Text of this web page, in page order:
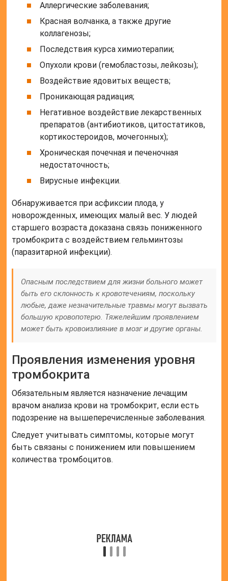
Аллергические заболевания;
Красная волчанка, а также другие
коллагенозы;
Последствия курса химиотерапии;
Опухоли крови (гемобластозы, лейкозы);
Воздействие ядовитых веществ;
Проникающая радиация;
Негативное воздействие лекарственных
препаратов (антибиотиков, цитостатиков,
кортикостероидов, мочегонных);
Хроническая почечная и печеночная
недостаточность;
Вирусные инфекции.
Обнаруживается при асфиксии плода, у
новорожденных, имеющих малый вес. У людей
старшего возраста доказана связь пониженного
тромбокрита с воздействием гельминтозы
(паразитарной инфекции).
Опасным последствием для жизни больного может
быть его склонность к кровотечениям, поскольку
любые, даже незначительные травмы могут вызвать
большую кровопотерю. Тяжелейшим проявлением
может быть кровоизлияние в мозг и другие органы.
Проявления изменения уровня
тромбокрита
Обязательным является назначение лечащим
врачом анализа крови на тромбокрит, если есть
подозрение на вышеперечисленные заболевания.
Следует учитывать симптомы, которые могут
быть связаны с понижением или повышением
количества тромбоцитов.
Головные боли;
Образуются кровоподтеки на теле;